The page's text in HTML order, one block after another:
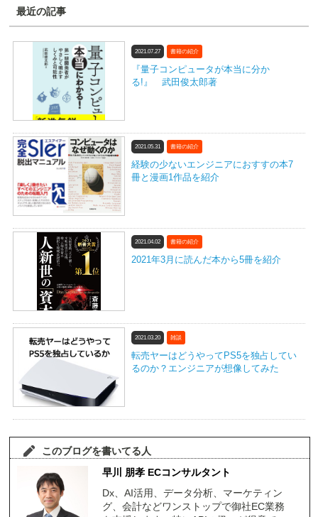
最近の記事
2021.07.27 書籍の紹介
『量子コンピュータが本当に分か
る!』 武田俊太郎著
2021.05.31 書籍の紹介
経験の少ないエンジニアにおすすの本7
冊と漫画1作品を紹介
2021.04.02 書籍の紹介
2021年3月に読んだ本から5冊を紹介
2021.03.20 雑談
転売ヤーはどうやってPS5を独占してい
るのか？エンジニアが想像してみた
このブログを書いてる人
早川 朋孝 ECコンサルタント
Dx、AI活用、データ分析、マーケティン
グ、会計などワンストップで御社EC業務